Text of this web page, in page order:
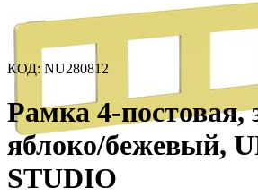
КОД: NU280812
Рамка 4-постовая,
яблоко/бежевый,
STUDIO